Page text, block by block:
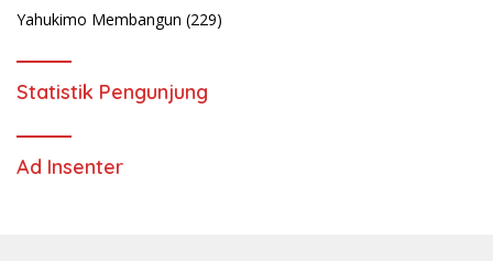
Yahukimo Membangun (229)
Statistik Pengunjung
Ad Insenter